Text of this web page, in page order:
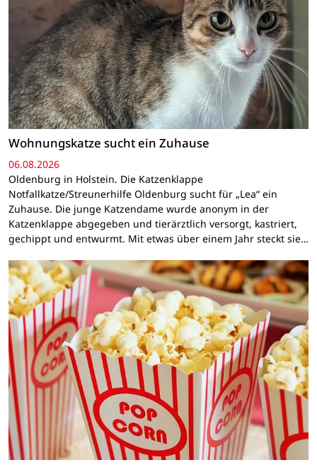
Wohnungskatze sucht ein Zuhause
06.08.2026
Oldenburg in Holstein. Die Katzenklappe
Notfallkatze/Streunerhilfe Oldenburg sucht für „Lea“ ein
Zuhause. Die junge Katzendame wurde anonym in der
Katzenklappe abgegeben und tierärztlich versorgt, kastriert,
gechippt und entwurmt. Mit etwas über einem Jahr steckt sie…